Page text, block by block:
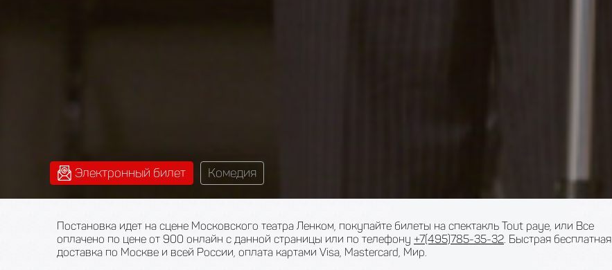
Электронный билет Комедия
Постановка идет на сцене Московского театра Ленком, покупайте билеты на спектакль Tout paye, или Все
оплачено по цене от 900 онлайн с данной страницы или по телефону +7(495)785-35-32. Быстрая бесплатная
доставка по Москве и всей России, оплата картами Visa, Mastercard, Мир.